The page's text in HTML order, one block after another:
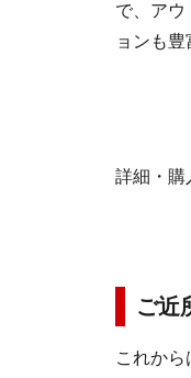
で、アウ
ョンも
詳細・購
ご近
これか